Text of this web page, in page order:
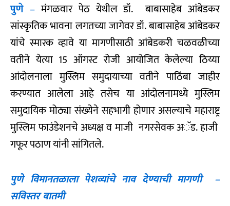
पुणे –मंगळवार पेठ येथील डॉ. बाबासाहेब आंबेडकर
सांस्कृतिक भावना लगतच्या जागेवर डॉ. बाबासाहेब आंबेडकर
यांचे स्मारक व्हावे या मागणीसाठी आंबेडकरी चळवळीच्या
वतीने येत्या 15 ऑगस्ट रोजी आयोजित केलेल्या ठिय्या
आंदोलनाला मुस्लिम समुदायाच्या वतीने पाठिंबा जाहीर
करण्यात आलेला आहे तसेच या आंदोलनामध्ये मुस्लिम
समुदायिक मोठ्या संख्येने सहभागी होणार असल्याचे महाराष्ट्र
मुस्लिम फाउंडेशनचे अध्यक्ष व माजी नगरसेवक अॅड. हाजी
गफूर पठाण यांनी सांगितले.
पुणे विमानतळाला पेशव्यांचे नाव देण्याची मागणी –
सविस्तर बातमी